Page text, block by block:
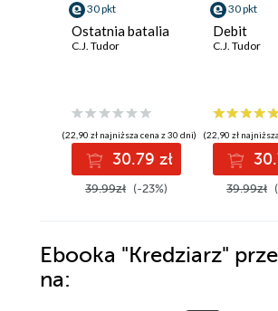
30 pkt
Ostatnia batalia
C.J. Tudor
(22,90 zł najniższa cena z 30 dni)
30.79 zł
39.99zł (-23%)
30 pkt
Debit
C.J. Tudor
(22,90 zł
39.99zł
Ebooka "Kredziarz"
na: